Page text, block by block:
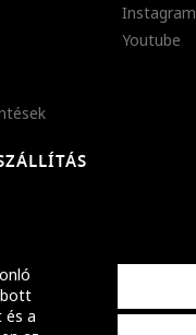
és a
Instagram
Youtube